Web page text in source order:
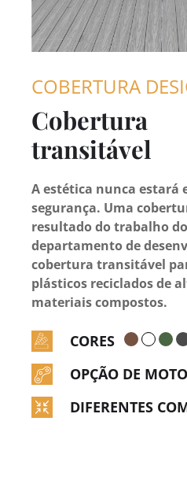
COBERTURA
Cobertura
transitável
A estética nunca estará
segurança. Uma
resultado do trabalho
departamento de
cobertura transitável
plásticos reciclados de
materiais compostos.
CORES
OPÇÃO DE
DIFERENTES